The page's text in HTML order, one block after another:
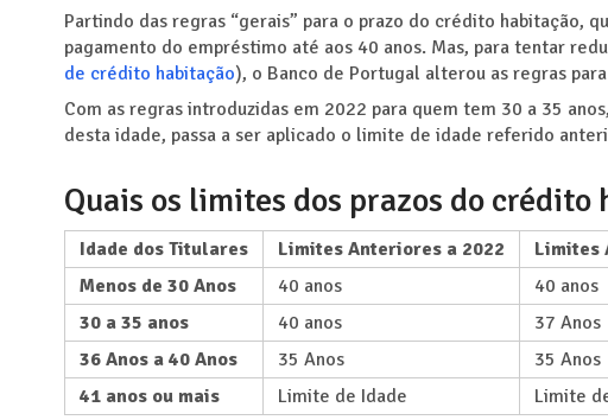
Partindo das regras “gerais” para o prazo do crédito habitação,
pagamento do empréstimo até aos 40 anos. Mas, para tentar
de crédito habitação), o Banco de Portugal alterou as regras
Com as regras introduzidas em 2022 para quem tem 30 a 35
desta idade, passa a ser aplicado o limite de idade referido
Quais os limites dos prazos do crédito
Idade dos Titulares Limites Anteriores a 2022
Limites
Menos de 30 Anos
40 anos
40 anos
30 a 35 anos
40 anos
37 Anos
36 Anos a 40 Anos
35 Anos
35 Anos
41 anos ou mais
Limite de Idade Limite